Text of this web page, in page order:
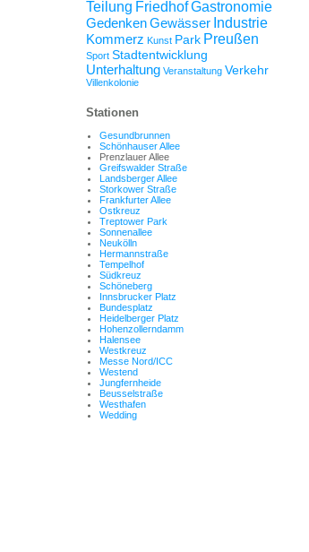
Teilung FriedhofGastronomie
GedenkenGewässer Industrie
Kommerz Kunst Park Preußen
Sport Stadtentwicklung
Unterhaltung Veranstaltung Verkehr
Villenkolonie
Stationen
Gesundbrunnen
Schönhauser Allee
Prenzlauer Allee
Greifswalder Straße
Landsberger Allee
Storkower Straße
Frankfurter Allee
Ostkreuz
Treptower Park
Sonnenallee
Neukölln
Hermannstraße
Tempelhof
Südkreuz
Schöneberg
Innsbrucker Platz
Bundesplatz
Heidelberger Platz
Hohenzollerndamm
Halensee
Westkreuz
Messe Nord/ICC
Westend
Jungfernheide
Beusselstraße
Westhafen
Wedding